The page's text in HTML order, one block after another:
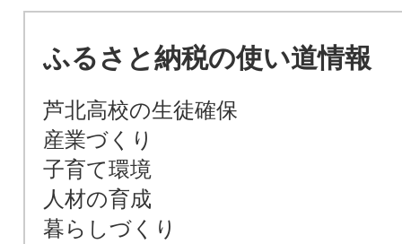
ふるさと納税の使い道情報
芦北高校の生徒確保
産業づくり
子育て環境
人材の育成
暮らしづくり